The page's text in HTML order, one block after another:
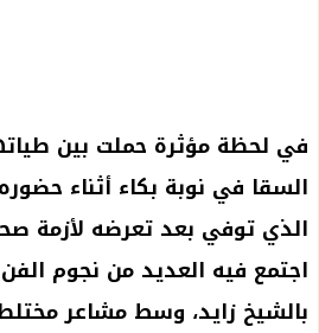
في لحظة مؤثرة حملت بين
السقا في نوبة بكاء أثناء
الذي توفي بعد تعرضه لأزمة
اجتمع فيه العديد من نجوم
بالشيخ زايد، وسط مشاعر